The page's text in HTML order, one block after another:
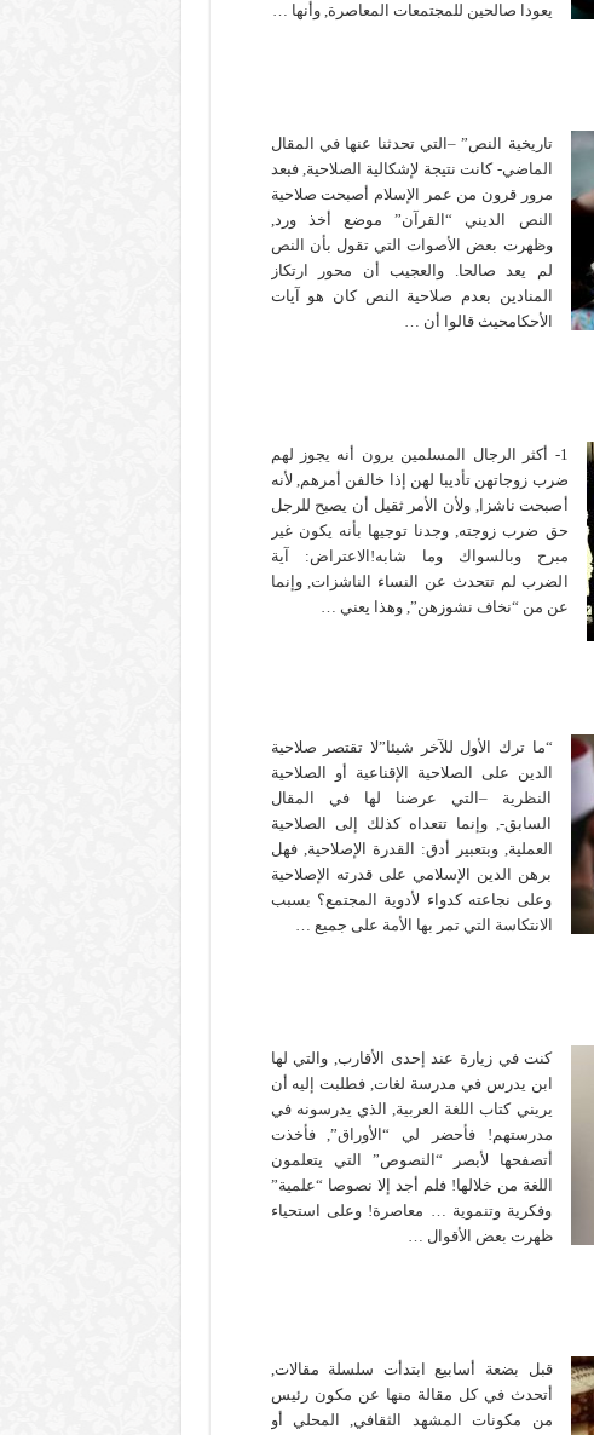
يعودا صالحين للمجتمعات المعاصرة, وأنها …
تاريخية النص” –التي تحدثنا عنها في المقال
الماضي- كانت نتيجة لإشكالية الصلاحية, فبعد
مرور قرون من عمر الإسلام أصبحت صلاحية
النص الديني “القرآن” موضع أخذ ورد,
وظهرت بعض الأصوات التي تقول بأن النص
لم يعد صالحا. والعجيب أن محور ارتكاز
المنادين بعدم صلاحية النص كان هو آيات
الأحكامحيث قالوا أن …
1- أكثر الرجال المسلمين يرون أنه يجوز لهم
ضرب زوجاتهن تأديبا لهن إذا خالفن أمرهم, لأنه
أصبحت ناشزا, ولأن الأمر ثقيل أن يصبح للرجل
حق ضرب زوجته, وجدنا توجيها بأنه يكون غير
مبرح وبالسواك وما شابه!الاعتراض: آية
الضرب لم تتحدث عن النساء الناشزات, وإنما
عن من “نخاف نشوزهن”, وهذا يعني …
“ما ترك الأول للآخر شيئا”لا تقتصر صلاحية
الدين على الصلاحية الإقناعية أو الصلاحية
النظرية –التي عرضنا لها في المقال
السابق-, وإنما تتعداه كذلك إلى الصلاحية
العملية, وبتعبير أدق: القدرة الإصلاحية, فهل
برهن الدين الإسلامي على قدرته الإصلاحية
وعلى نجاعته كدواء لأدوية المجتمع؟ بسبب
الانتكاسة التي تمر بها الأمة على جميع …
كنت في زيارة عند إحدى الأقارب, والتي لها
ابن يدرس في مدرسة لغات, فطلبت إليه أن
يريني كتاب اللغة العربية, الذي يدرسونه في
مدرستهم! فأحضر لي “الأوراق”, فأخذت
أتصفحها لأبصر “النصوص” التي يتعلمون
اللغة من خلالها! فلم أجد إلا نصوصا “علمية”
وفكرية وتنموية … معاصرة! وعلى استحياء
ظهرت بعض الأقوال …
قبل بضعة أسابيع ابتدأت سلسلة مقالات,
أتحدث في كل مقالة منها عن مكون رئيس
من مكونات المشهد الثقافي, المحلي أو